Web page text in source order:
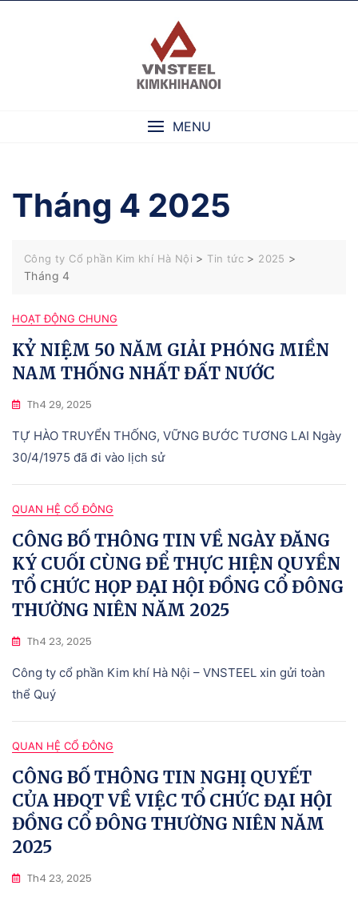
MENU
Tháng 4 2025
Công ty Cổ phần Kim khí Hà Nội > Tin tức > 2025 >
Tháng 4
HOẠT ĐỘNG CHUNG
KỶ NIỆM 50 NĂM GIẢI PHÓNG MIỀN
NAM THỐNG NHẤT ĐẤT NƯỚC
Th4 29, 2025
TỰ HÀO TRUYỂN THỐNG, VỮNG BƯỚC TƯƠNG LAI Ngày
30/4/1975 đã đi vào lịch sử
QUAN HỆ CỔ ĐÔNG
CÔNG BỐ THÔNG TIN VỀ NGÀY ĐĂNG
KÝ CUỐI CÙNG ĐỂ THỰC HIỆN QUYỀN
TỔ CHỨC HỌP ĐẠI HỘI ĐỒNG CỔ ĐÔNG
THƯỜNG NIÊN NĂM 2025
Th4 23, 2025
Công ty cổ phần Kim khí Hà Nội – VNSTEEL xin gửi toàn
thể Quý
QUAN HỆ CỔ ĐÔNG
CÔNG BỐ THÔNG TIN NGHỊ QUYẾT
CỦA HĐQT VỀ VIỆC TỔ CHỨC ĐẠI HỘI
ĐỒNG CỔ ĐÔNG THƯỜNG NIÊN NĂM
2025
Th4 23, 2025